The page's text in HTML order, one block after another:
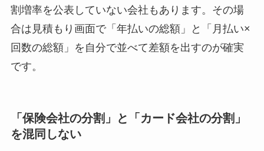
割増率を公表していない会社もあります。その場
合は見積もり画面で「年払いの総額」と「月払い×
回数の総額」を自分で並べて差額を出すのが確実
です。
「保険会社の分割」と「カード会社の分割」
を混同しない